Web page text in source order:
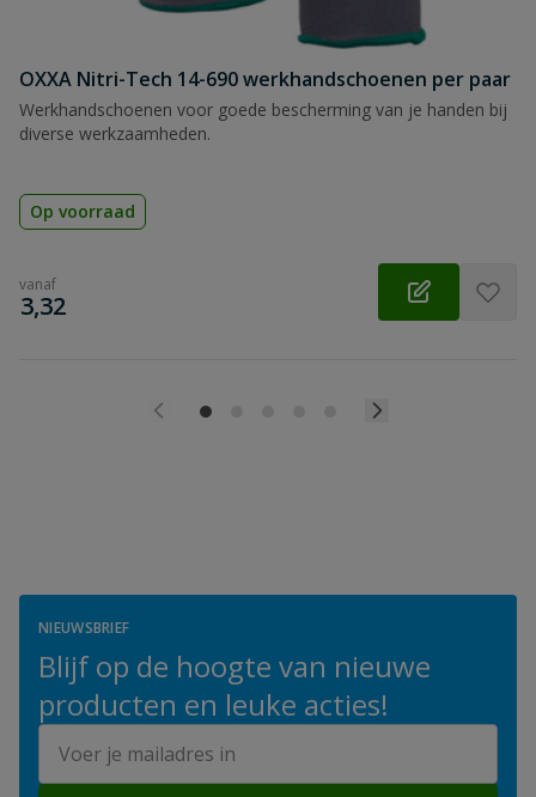
OXXA Nitri-Tech 14-690 werkhandschoenen per paar
Werkhandschoenen voor goede bescherming van je handen bij
diverse werkzaamheden.
Op voorraad
vanaf
€
3,32
NIEUWSBRIEF
Blijf op de hoogte van nieuwe
producten en leuke acties!